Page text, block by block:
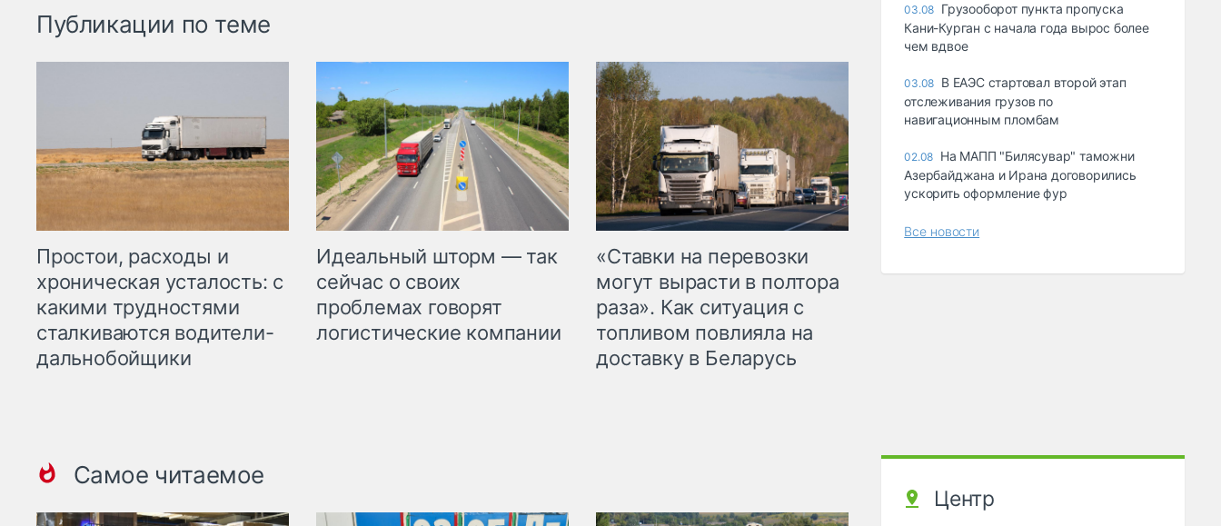
Публикации по теме
Простои, расходы и
хроническая усталость: с
какими трудностями
сталкиваются водители-
дальнобойщики
Идеальный шторм — так
сейчас о своих
проблемах говорят
логистические компании
«Ставки на перевозки
могут вырасти в полтора
раза». Как ситуация с
топливом повлияла на
доставку в Беларусь
Самое читаемое
03.08 Грузооборот пункта пропуска
Кани-Курган с начала года вырос более
чем вдвое
03.08 В ЕАЭС стартовал второй этап
отслеживания грузов по
навигационным пломбам
02.08 На МАПП "Билясувар" таможни
Азербайджана и Ирана договорились
ускорить оформление фур
Все новости
Центр